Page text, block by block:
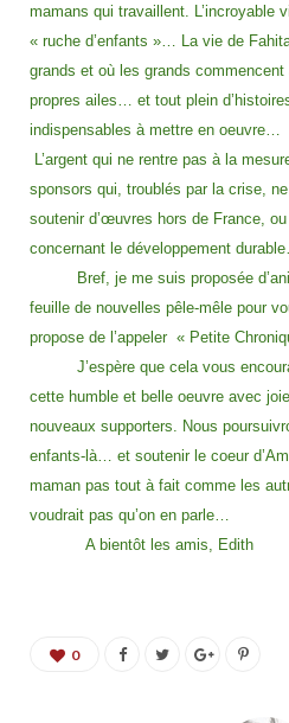
mamans qui travaillent. L’incroyable
« ruche d’enfants »… La vie de
grands et où les grands
propres ailes… et tout plein
indispensables à mettre en oeuvre…
L’argent qui ne rentre pas à la
sponsors qui, troublés par la crise,
soutenir d’œuvres hors de France,
concernant le développement
Bref, je me suis proposée
feuille de nouvelles pêle-mêle pour
propose de l’appeler « Petite
J’espère que cela vous
cette humble et belle oeuvre avec
nouveaux supporters. Nous
enfants-là… et soutenir le coeur
maman pas tout à fait comme les
voudrait pas qu’on en parle…
A bientôt les amis, Edith
0